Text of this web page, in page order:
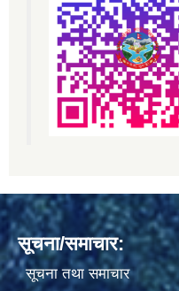
सूचना/समाचार:
सूचना तथा समाचार